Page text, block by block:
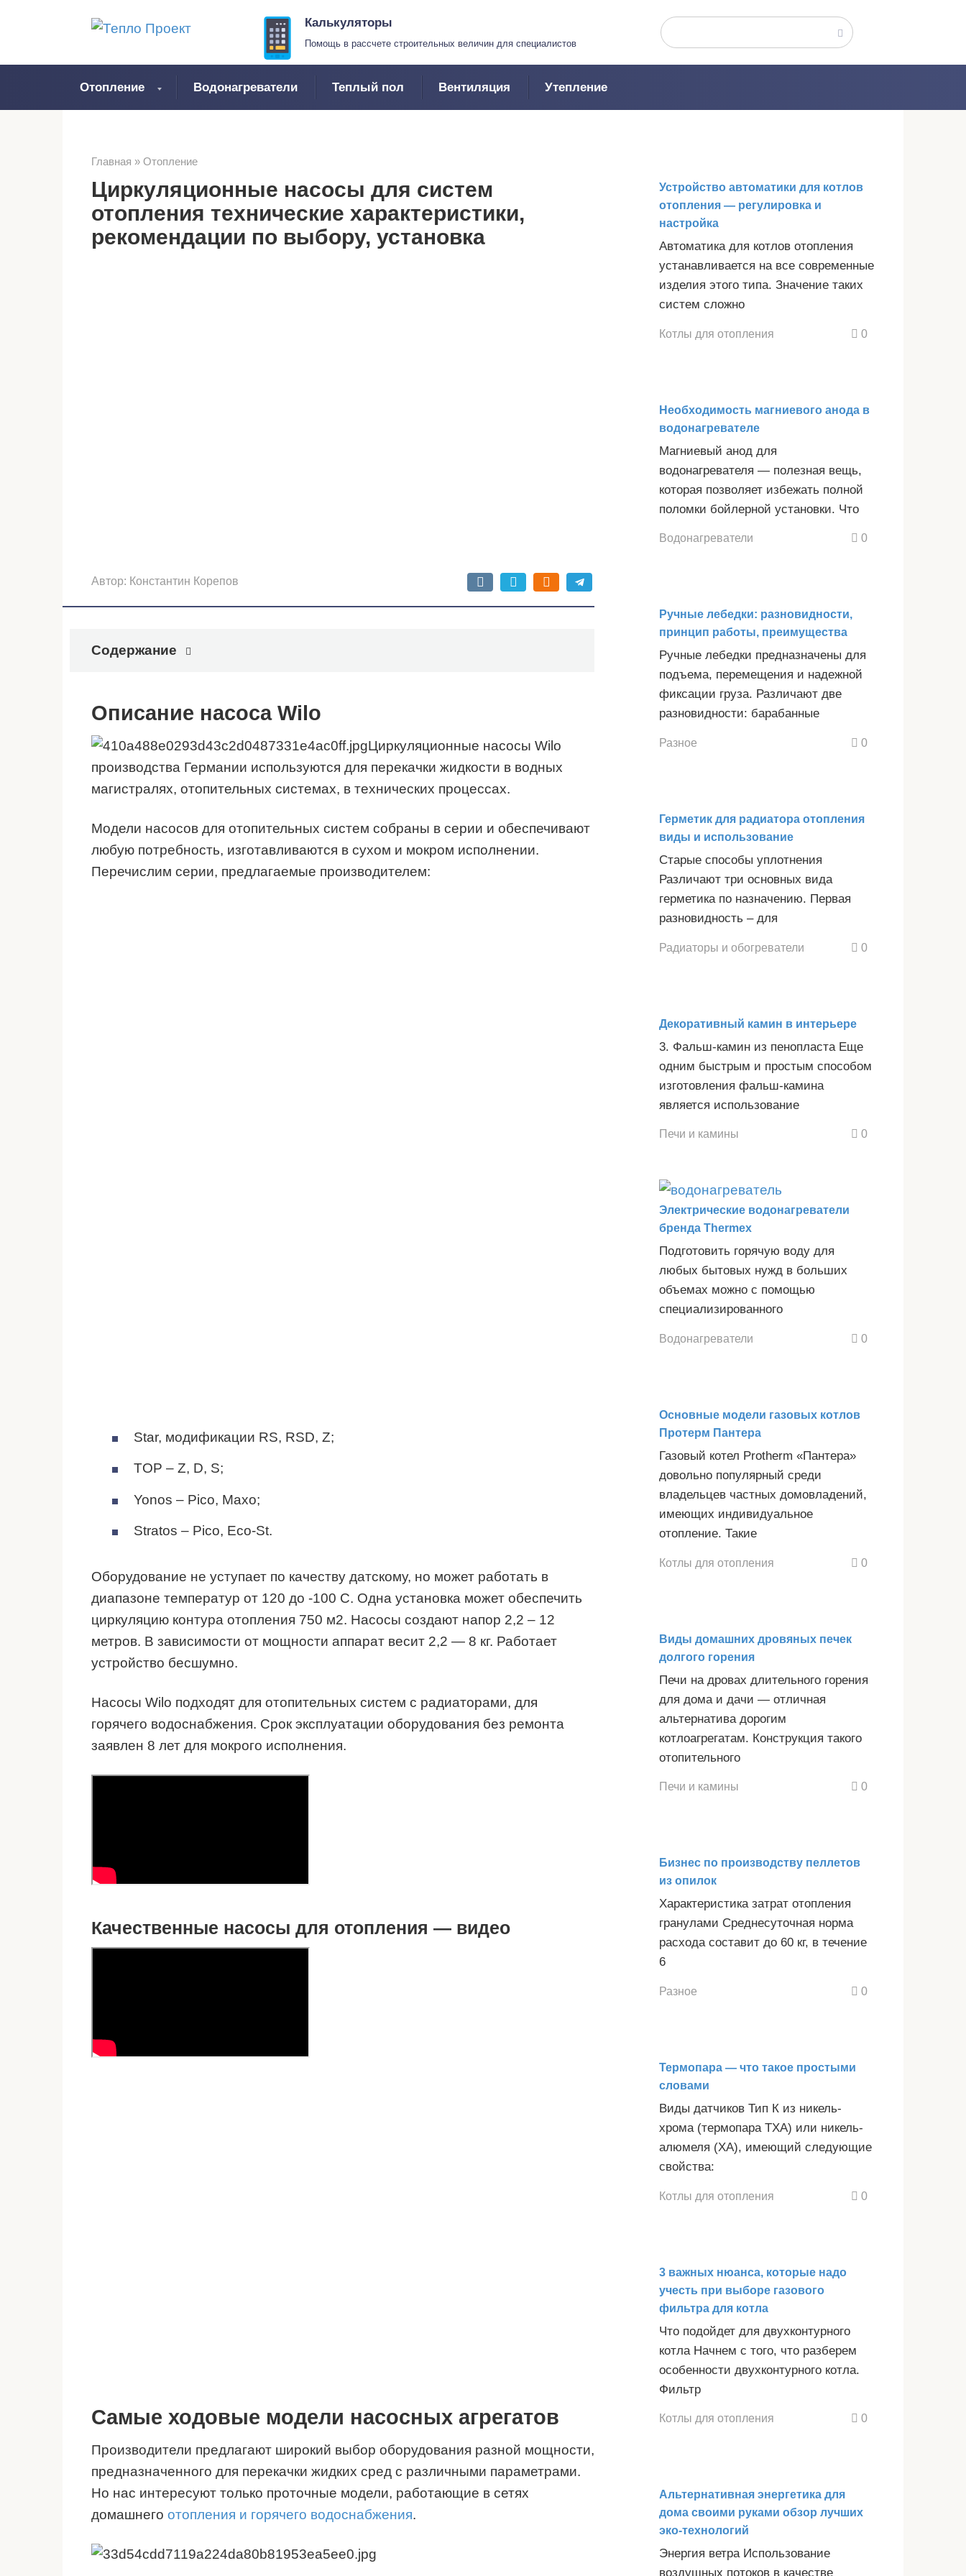
Калькуляторы
Помощь в рассчете строительных величин для специалистов
Поиск:
Отопление Водонагреватели Теплый пол Вентиляция Утепление
Главная » Отопление
Циркуляционные насосы для систем
отопления технические характеристики,
рекомендации по выбору, установка
Автор: Константин Корепов
Содержание
Описание насоса Wilo
Циркуляционные насосы Wilo
производства Германии используются для перекачки жидкости в водных
магистралях, отопительных системах, в технических процессах.
Модели насосов для отопительных систем собраны в серии и обеспечивают
любую потребность, изготавливаются в сухом и мокром исполнении.
Перечислим серии, предлагаемые производителем:
Star, модификации RS, RSD, Z;
TOP – Z, D, S;
Yonos – Pico, Maxo;
Stratos – Pico, Eco-St.
Оборудование не уступает по качеству датскому, но может работать в
диапазоне температур от 120 до -100 С. Одна установка может обеспечить
циркуляцию контура отопления 750 м2. Насосы создают напор 2,2 – 12
метров. В зависимости от мощности аппарат весит 2,2 — 8 кг. Работает
устройство бесшумно.
Насосы Wilo подходят для отопительных систем с радиаторами, для
горячего водоснабжения. Срок эксплуатации оборудования без ремонта
заявлен 8 лет для мокрого исполнения.
Качественные насосы для отопления — видео
Самые ходовые модели насосных агрегатов
Производители предлагают широкий выбор оборудования разной мощности,
предназначенного для перекачки жидких сред с различными параметрами.
Но нас интересуют только проточные модели, работающие в сетях
домашнего отопления и горячего водоснабжения.
Устройство автоматики для котлов
отопления — регулировка и
настройка
Автоматика для котлов отопления
устанавливается на все современные
изделия этого типа. Значение таких
систем сложно
Котлы для отопления 0
Необходимость магниевого анода в
водонагревателе
Магниевый анод для
водонагревателя — полезная вещь,
которая позволяет избежать полной
поломки бойлерной установки. Что
Водонагреватели 0
Ручные лебедки: разновидности,
принцип работы, преимущества
Ручные лебедки предназначены для
подъема, перемещения и надежной
фиксации груза. Различают две
разновидности: барабанные
Разное 0
Герметик для радиатора отопления
виды и использование
Старые способы уплотнения
Различают три основных вида
герметика по назначению. Первая
разновидность – для
Радиаторы и обогреватели 0
Декоративный камин в интерьере
3. Фальш-камин из пенопласта Еще
одним быстрым и простым способом
изготовления фальш-камина
является использование
Печи и камины 0
Электрические водонагреватели
бренда Thermex
Подготовить горячую воду для
любых бытовых нужд в больших
объемах можно с помощью
специализированного
Водонагреватели 0
Основные модели газовых котлов
Протерм Пантера
Газовый котел Protherm «Пантера»
довольно популярный среди
владельцев частных домовладений,
имеющих индивидуальное
отопление. Такие
Котлы для отопления 0
Виды домашних дровяных печек
долгого горения
Печи на дровах длительного горения
для дома и дачи — отличная
альтернатива дорогим
котлоагрегатам. Конструкция такого
отопительного
Печи и камины 0
Бизнес по производству пеллетов
из опилок
Характеристика затрат отопления
гранулами Среднесуточная норма
расхода составит до 60 кг, в течение
6
Разное 0
Термопара — что такое простыми
словами
Виды датчиков Тип К из никель-
хрома (термопара ТХА) или никель-
алюмеля (ХА), имеющий следующие
свойства:
Котлы для отопления 0
3 важных нюанса, которые надо
учесть при выборе газового
фильтра для котла
Что подойдет для двухконтурного
котла Начнем с того, что разберем
особенности двухконтурного котла.
Фильтр
Котлы для отопления 0
Альтернативная энергетика для
дома своими руками обзор лучших
эко-технологий
Энергия ветра Использование
воздушных потоков в качестве